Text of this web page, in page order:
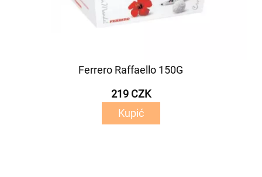
Ferrero Raffaello 150G
219 CZK
Kupić